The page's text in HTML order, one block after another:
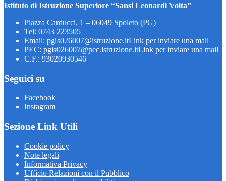
Istituto di Istruzione Superiore “Sansi Leonardi Volta”
Piazza Carducci, 1 – 06049 Spoleto (PG)
Tel: 0743 223505
Email: pgis026007@istruzione.itLink per inviare una mail
PEC: pgis026007@pec.istruzione.itLink per inviare una mail
C.F.: 93020930546
Seguici su
Facebook
Instagram
Sezione Link Utili
Cookie policy
Note legali
Informativa Privacy
Ufficio Relazioni con il Pubblico